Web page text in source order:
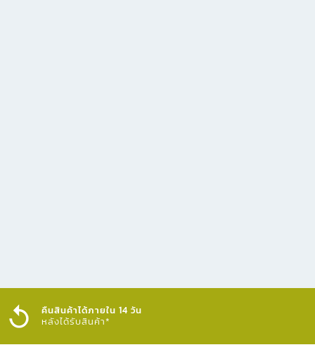
คืนสินค้าได้ภายใน 14 วัน
หลังได้รับสินค้า*